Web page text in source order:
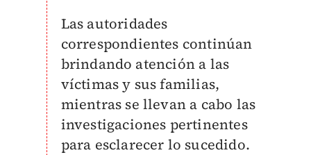
Las autoridades
correspondientes continúan
brindando atención a las
víctimas y sus familias,
mientras se llevan a cabo las
investigaciones pertinentes
para esclarecer lo sucedido.